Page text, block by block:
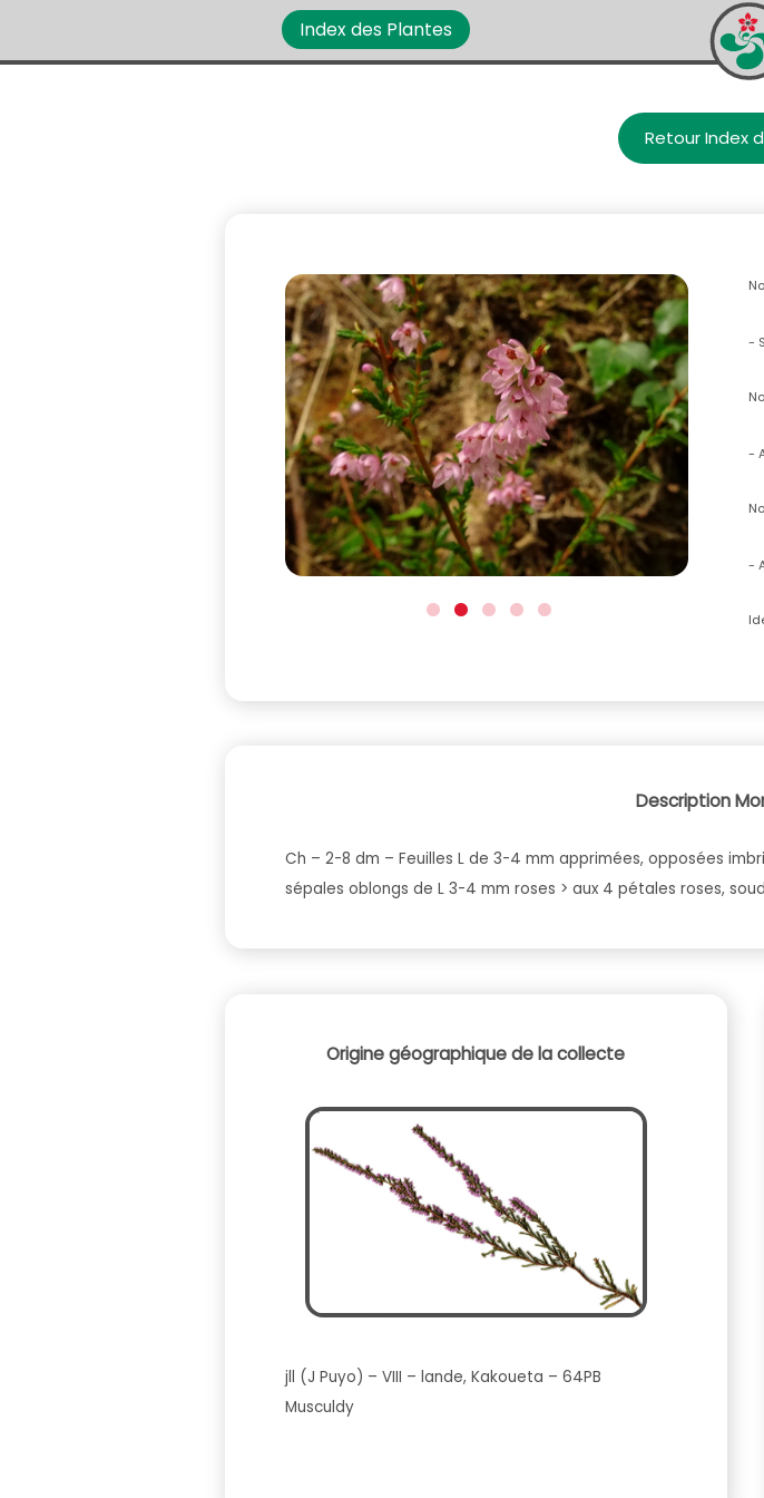
Index des Plantes
Retour Index
-
-
-
Description
Ch – 2-8 dm – Feuilles L de 3-4 mm apprimées, opposées
sépales oblongs de L 3-4 mm roses > aux 4 pétales roses,
Origine géographique de la collecte
jll (J Puyo) – VIII – lande, Kakoueta – 64PB
Musculdy